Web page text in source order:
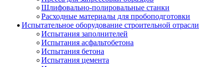
Шлифовально-полировальные станки
Расходные материалы для пробоподготовки
Испытательное оборудование строительной отрасли
Испытания заполнителей
Испытания асфальтобетона
Испытания бетона
Испытания цемента